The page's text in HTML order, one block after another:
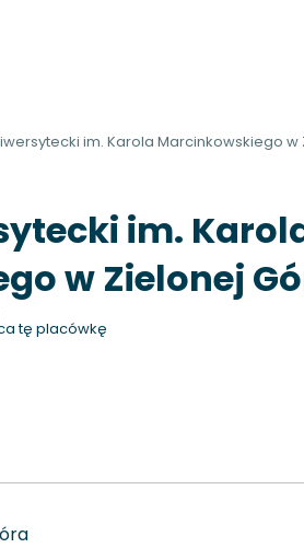
im. Karola Marcinkowskiego w
im.
w Zielonej
tę placówkę